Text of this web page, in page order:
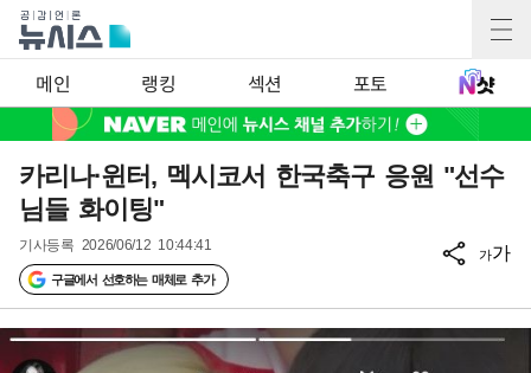
메인 랭킹 섹션 포토
카리나·윈터, 멕시코서 한국축구 응원 "선수
님들 화이팅"
기사등록 2026/06/12 10:44:41
구글에서 선호하는 매체로 추가
가가